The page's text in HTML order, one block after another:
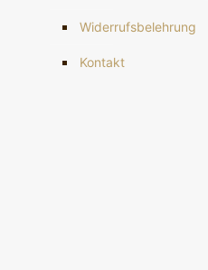
Widerrufsbelehrung
Kontakt